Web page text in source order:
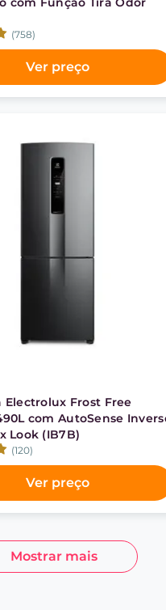
(758)
Ver preço
Electrolux Frost Free
com AutoSense
Look (IB7B)
(120)
Ver preço
Mostrar mais